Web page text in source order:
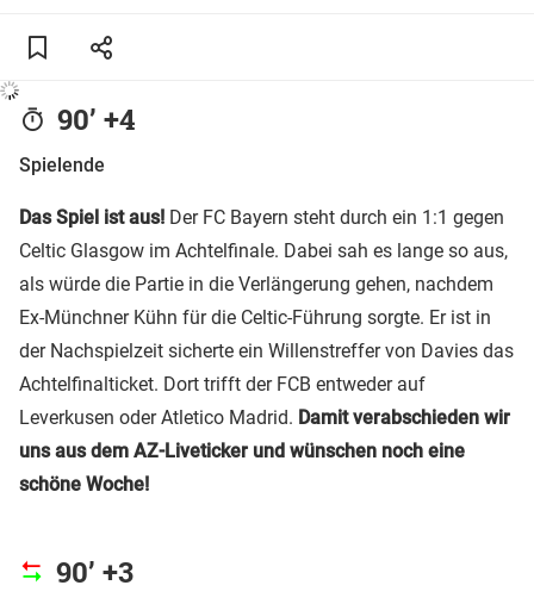
90’ +4
Spielende
Das Spiel ist aus! Der FC Bayern steht durch ein 1:1 gegen
Celtic Glasgow im Achtelfinale. Dabei sah es lange so aus,
als würde die Partie in die Verlängerung gehen, nachdem
Ex-Münchner Kühn für die Celtic-Führung sorgte. Er ist in
der Nachspielzeit sicherte ein Willenstreffer von Davies das
Achtelfinalticket. Dort trifft der FCB entweder auf
Leverkusen oder Atletico Madrid. Damit verabschieden wir
uns aus dem AZ-Liveticker und wünschen noch eine
schöne Woche!
90’ +3